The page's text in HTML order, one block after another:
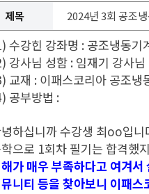
제목 2024년 3회 공조
수강힌 강좌명 : 공조냉동
강사님 성함 : 임재기 강사님
교재 : 이패스코리아 공조
공부방법 :
하십니까 수강생 최oo입니
으로 1회차 필기는 합격했
가 매우 부족하다고 여겨
니티 등을 찾아보니 이패